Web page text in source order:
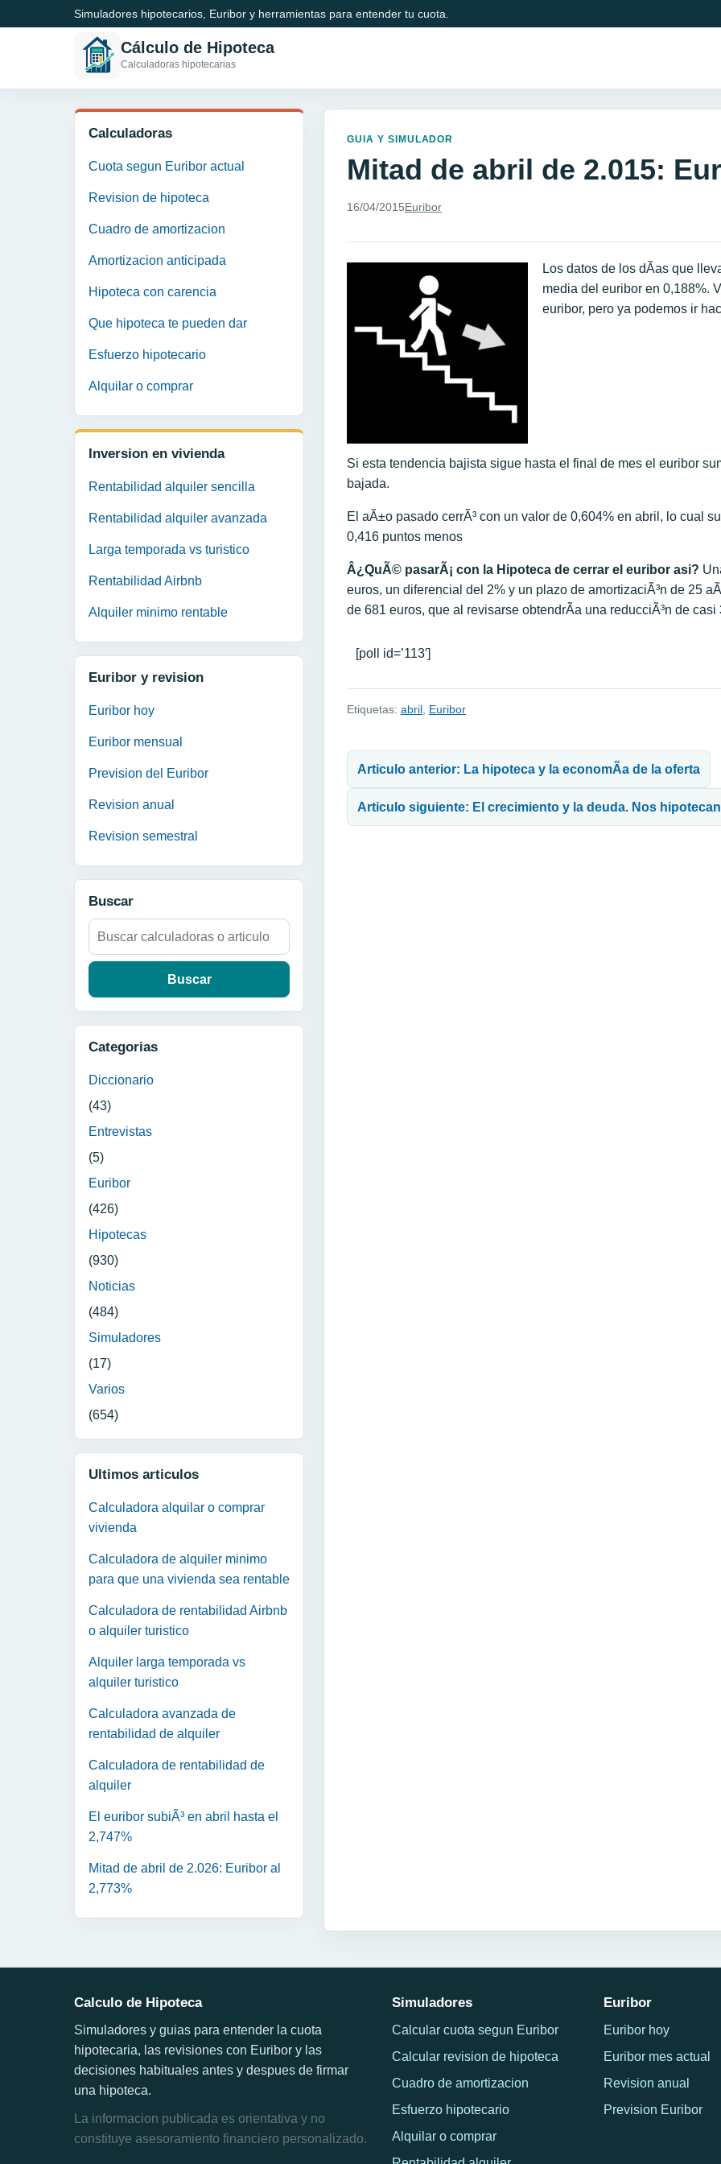
Simuladores hipotecarios, Euribor y herramientas para entender tu cuota.
Cálculo de Hipoteca
Calculadoras hipotecarias
Calculadoras
Cuota segun Euribor actual
Revision de hipoteca
Cuadro de amortizacion
Amortizacion anticipada
Hipoteca con carencia
Que hipoteca te pueden dar
Esfuerzo hipotecario
Alquilar o comprar
Inversion en vivienda
Rentabilidad alquiler sencilla
Rentabilidad alquiler avanzada
Larga temporada vs turistico
Rentabilidad Airbnb
Alquiler minimo rentable
Euribor y revision
Euribor hoy
Euribor mensual
Prevision del Euribor
Revision anual
Revision semestral
Buscar
Buscar:
Categorias
Diccionario
(43)
Entrevistas
(5)
Euribor
(426)
Hipotecas
(930)
Noticias
(484)
Simuladores
(17)
Varios
(654)
Ultimos articulos
Calculadora alquilar o comprar
vivienda
Calculadora de alquiler minimo
para que una vivienda sea rentable
Calculadora de rentabilidad Airbnb
o alquiler turistico
Alquiler larga temporada vs
alquiler turistico
Calculadora avanzada de
rentabilidad de alquiler
Calculadora de rentabilidad de
alquiler
El euribor subiÃ³ en abril hasta el
2,747%
Mitad de abril de 2.026: Euribor al
2,773%
GUIA Y SIMULADOR
Mitad de abril de 2.015:
16/04/2015Euribor
Los datos de los dÃ­as que
media del euribor en 0,188%.
euribor, pero ya podemos ir
Si esta tendencia bajista sigue hasta el final de mes el euribor
bajada.
El aÃ±o pasado cerrÃ³ con un valor de 0,604% en abril, lo cual
0,416 puntos menos
Â¿QuÃ© pasarÃ¡ con la Hipoteca de cerrar el euribor asi?
euros, un diferencial del 2% y un plazo de amortizaciÃ³n de 25
de 681 euros, que al revisarse obtendrÃ­a una reducciÃ³n de casi
[poll id=’113′]
Etiquetas: abril Euribor
Articulo anterior: La hipoteca y la economÃ­a de la oferta
Articulo siguiente: El crecimiento y la deuda. Nos
Calculo de Hipoteca
Simuladores y guias para entender la cuota
hipotecaria, las revisiones con Euribor y las
decisiones habituales antes y despues de firmar
una hipoteca.
La informacion publicada es orientativa y no
constituye asesoramiento financiero personalizado.
Simuladores
Calcular cuota segun Euribor
Calcular revision de hipoteca
Cuadro de amortizacion
Esfuerzo hipotecario
Alquilar o comprar
Euribor
Euribor hoy
Euribor mes actual
Revision anual
Prevision Euribor